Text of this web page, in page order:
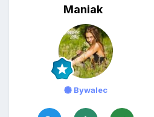
Maniak
Bywalec